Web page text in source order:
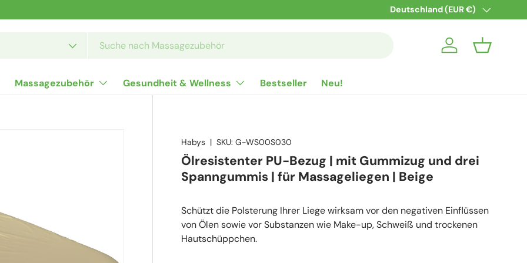
Schneller Versand nach DE & AT – und
Land/Region
Deutschland (EUR €)
Einloggen
Massagezubehör Gesundheit & Wellness Bestseller Neu!
Habys |SKU: G-WS00S030
Ölresistenter PU-Bezug | mit Gummizug und drei
Spanngummis | für Massageliegen | Beige
Schützt die Polsterung Ihrer Liege wirksam vor den negativen Einflüssen
von Ölen sowie vor Substanzen wie Make-up, Schweiß und trockenen
Hautschüppchen.